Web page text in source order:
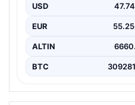
Dijital ortamında
USD 47.74
EUR 55.25
ALTIN
BTC